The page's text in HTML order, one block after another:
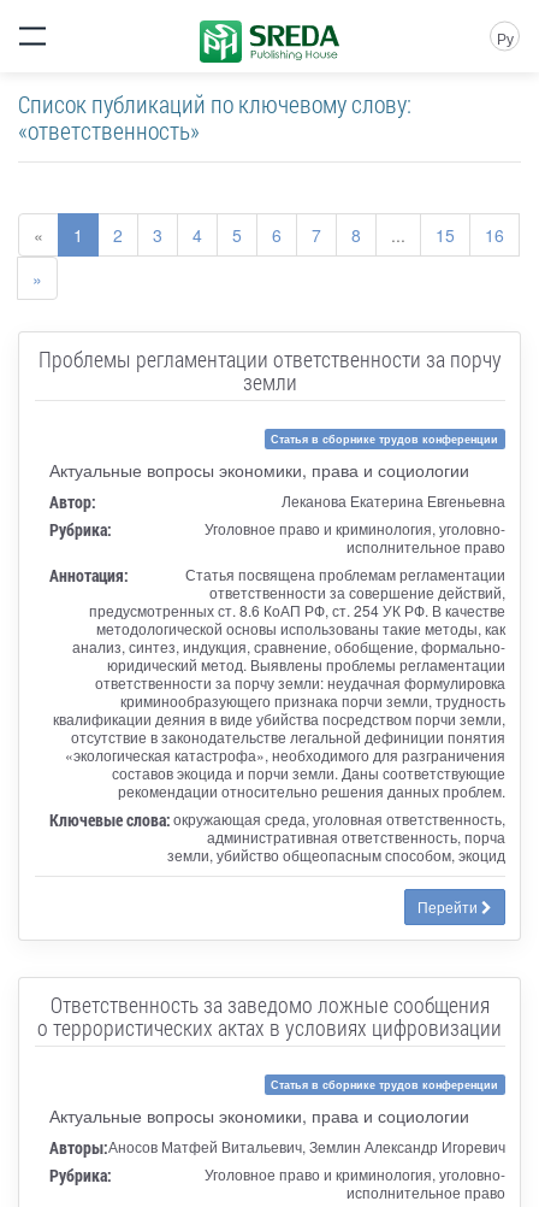
Ру
Список публикаций по ключевому слову:
«ответственность»
« 1 2 3 4 5 6 7 8 ... 15
16
»
Проблемы регламентации ответственности за порчу
земли
Статья в сборнике трудов конференции
Актуальные вопросы экономики, права и социологии
Автор: Леканова Екатерина Евгеньевна
Рубрика:
Уголовное право и криминология, уголовно-
исполнительное право
Аннотация:
Статья посвящена проблемам регламентации
ответственности за совершение действий,
предусмотренных ст. 8.6 КоАП РФ, ст. 254 УК РФ. В качестве
методологической основы использованы такие методы, как
анализ, синтез, индукция, сравнение, обобщение, формально-
юридический метод. Выявлены проблемы регламентации
ответственности за порчу земли: неудачная формулировка
криминообразующего признака порчи земли, трудность
квалификации деяния в виде убийства посредством порчи земли,
отсутствие в законодательстве легальной дефиниции понятия
«экологическая катастрофа», необходимого для разграничения
составов экоцида и порчи земли. Даны соответствующие
рекомендации относительно решения данных проблем.
Ключевые слова:окружающая среда, уголовная ответственность,
административная ответственность, порча
земли, убийство общеопасным способом, экоцид
Перейти
Ответственность за заведомо ложные сообщения
о террористических актах в условиях цифровизации
Статья в сборнике трудов конференции
Актуальные вопросы экономики, права и социологии
Авторы:Аносов Матфей Витальевич, Землин Александр Игоревич
Рубрика:
Уголовное право и криминология, уголовно-
исполнительное право